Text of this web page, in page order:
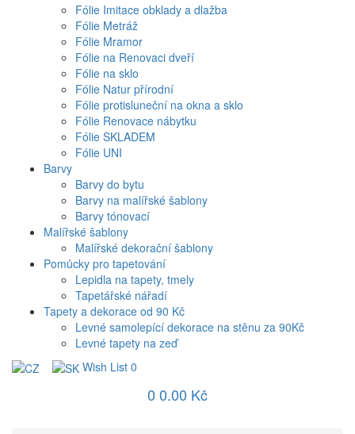
Fólie Imitace obklady a dlažba
Fólie Metráž
Fólie Mramor
Fólie na Renovaci dveří
Fólie na sklo
Fólie Natur přírodní
Fólie protisluneční na okna a sklo
Fólie Renovace nábytku
Fólie SKLADEM
Fólie UNI
Barvy
Barvy do bytu
Barvy na malířské šablony
Barvy tónovací
Malířské šablony
Malířské dekorační šablony
Pomůcky pro tapetování
Lepidla na tapety, tmely
Tapetářské nářadí
Tapety a dekorace od 90 Kč
Levné samolepící dekorace na stěnu za 90Kč
Levné tapety na zeď
Wish List 0
0 0.00 Kč